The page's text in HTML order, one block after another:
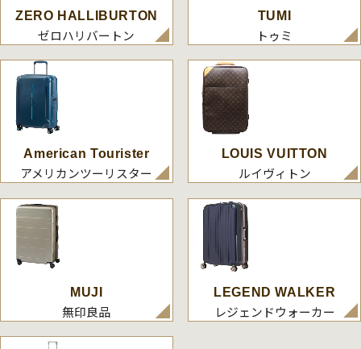
ZERO HALLIBURTON
ゼロハリバートン
TUMI
トゥミ
American Tourister
アメリカンツーリスター
LOUIS VUITTON
ルイヴィトン
MUJI
無印良品
LEGEND WALKER
レジェンドウォーカー